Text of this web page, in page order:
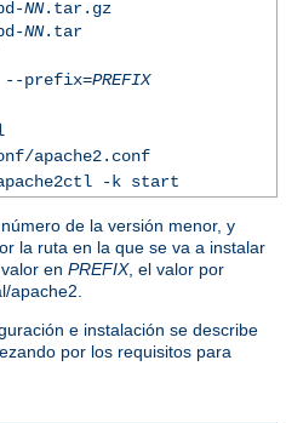
NN.tar.gz
NN.tar
--prefix=PREFIX
apache2.conf
-k start
de la versión menor, y
la ruta en la que se va a instalar
en PREFIX, el valor por
apache2.
e instalación se describe
por los requisitos para